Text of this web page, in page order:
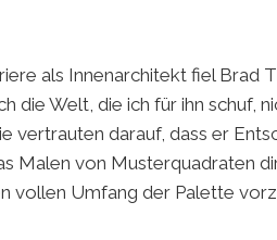
als Innenarchitekt fiel Brad
die Welt, die ich für ihn schuf,
vertrauten darauf, dass er
Malen von Musterquadraten
vollen Umfang der Palette